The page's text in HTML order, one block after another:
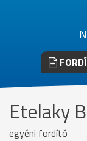
Etelaky
egyéni fordító